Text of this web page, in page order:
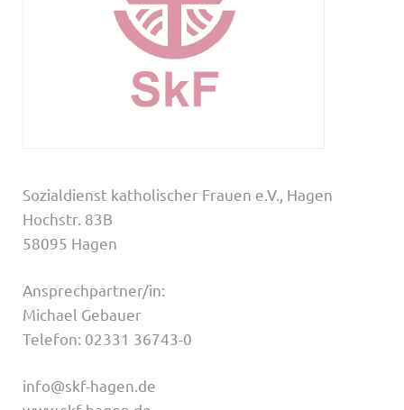
Sozialdienst katholischer Frauen e.V., Hagen
Hochstr. 83B
58095 Hagen
Ansprechpartner/in:
Michael Gebauer
Telefon: 02331 36743-0
info@skf-hagen.de